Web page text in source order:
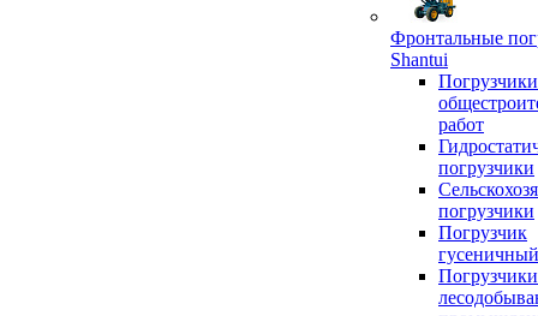
Фронтальные
Shantui
работ
погрузчики
погрузчики
Погрузчик
гусеничный